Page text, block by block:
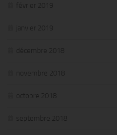
février 2019
janvier 2019
décembre 2018
novembre 2018
octobre 2018
septembre 2018